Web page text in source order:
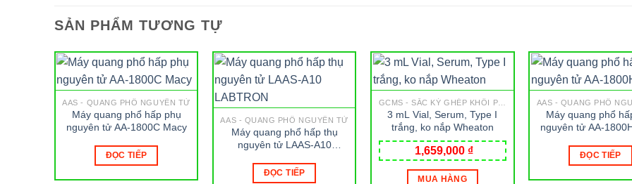
SẢN PHẨM TƯƠNG TỰ
AAS - QUANG PHỔ NGUYÊN TỬ
Máy quang phổ hấp phụ
nguyên tử AA-1800C Macy
ĐỌC TIẾP
AAS - QUANG PHỔ NGUYÊN TỬ
Máy quang phổ hấp thụ
nguyên tử LAAS-A10
ĐỌC TIẾP
3 mL Vial, Serum, Type I
trắng, ko nắp Wheaton
1,659,000 ₫
MUA HÀNG
AAS - QUANG PHỔ
Máy quang phổ
nguyên tử AA-
ĐỌC TIẾP